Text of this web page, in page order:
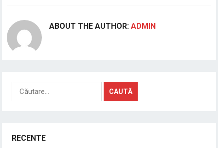
ABOUT THE AUTHOR:ADMIN
Caută
după:
RECENTE